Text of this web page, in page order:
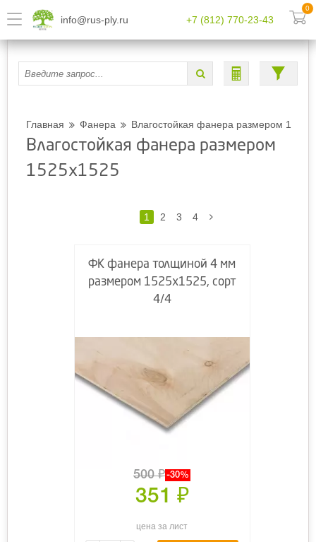
info@rus-ply.ru +7 (812) 770-23-43
0
Главная Фанера Влагостойкая фанера размером
Влагостойкая фанера размером
1525х1525
1 2 3 4
ФК фанера толщиной 4 мм
размером 1525х1525, сорт
4/4
500₽-30%
351 ₽
цена за лист